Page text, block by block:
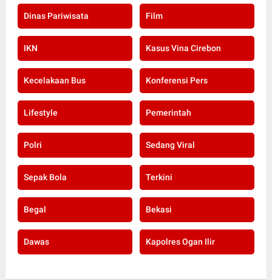
Dinas Pariwisata Film
IKN Kasus Vina Cirebon
Kecelakaan Bus Konferensi Pers
Lifestyle Pemerintah
Polri Sedang Viral
Sepak Bola Terkini
Begal Bekasi
Dawas Kapolres Ogan Ilir